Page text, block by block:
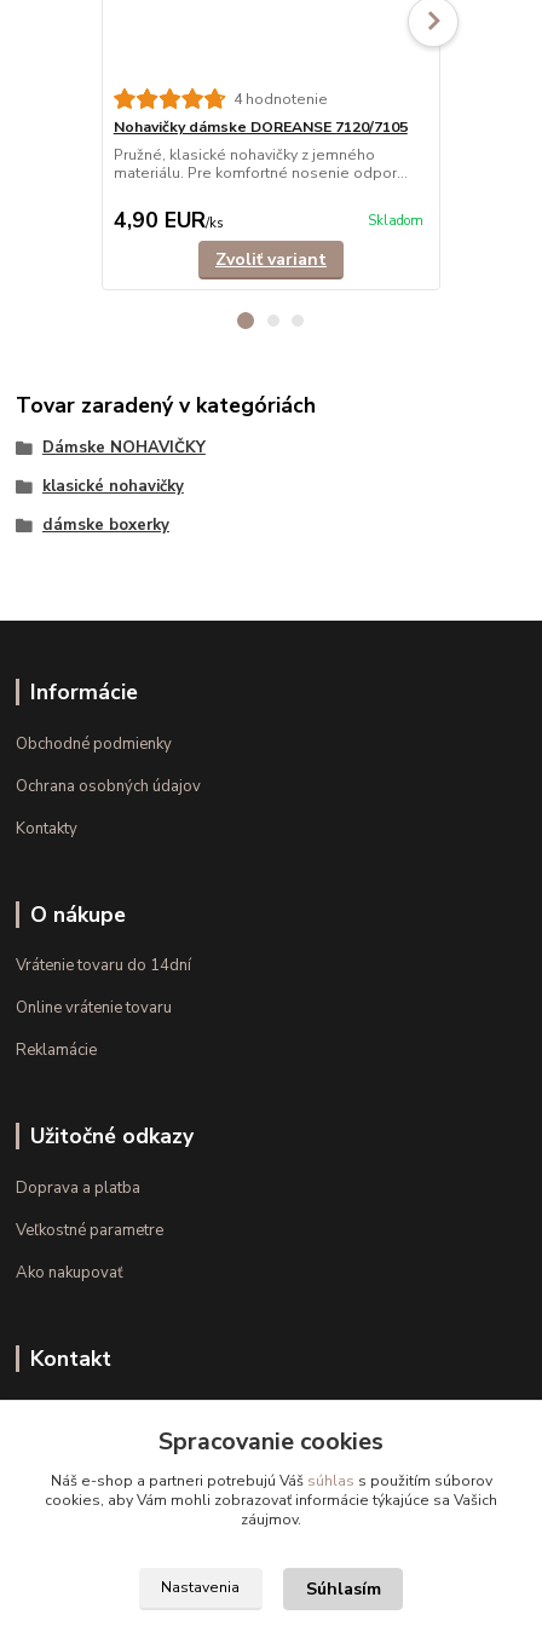
4 hodnotenie
Nohavičky dámske DOREANSE 7120/7105
Pružné, klasické nohavičky z jemného
materiálu. Pre komfortné nosenie odpor...
4,90 EUR/ks Skladom
Zvoliť variant
Tovar zaradený v kategóriách
Dámske NOHAVIČKY
klasické nohavičky
dámske boxerky
Informácie
Obchodné podmienky
Ochrana osobných údajov
Kontakty
O nákupe
Vrátenie tovaru do 14dní
Online vrátenie tovaru
Reklamácie
Užitočné odkazy
Doprava a platba
Veľkostné parametre
Ako nakupovať
Kontakt
(Po.-Pi. 10.00 - 15.00)
info@kvalitnaBielizen.sk
Spracovanie cookies
Náš e-shop a partneri potrebujú Váš súhlas s použitím súborov
cookies, aby Vám mohli zobrazovať informácie týkajúce sa Vašich
záujmov.
Nastavenia Súhlasím